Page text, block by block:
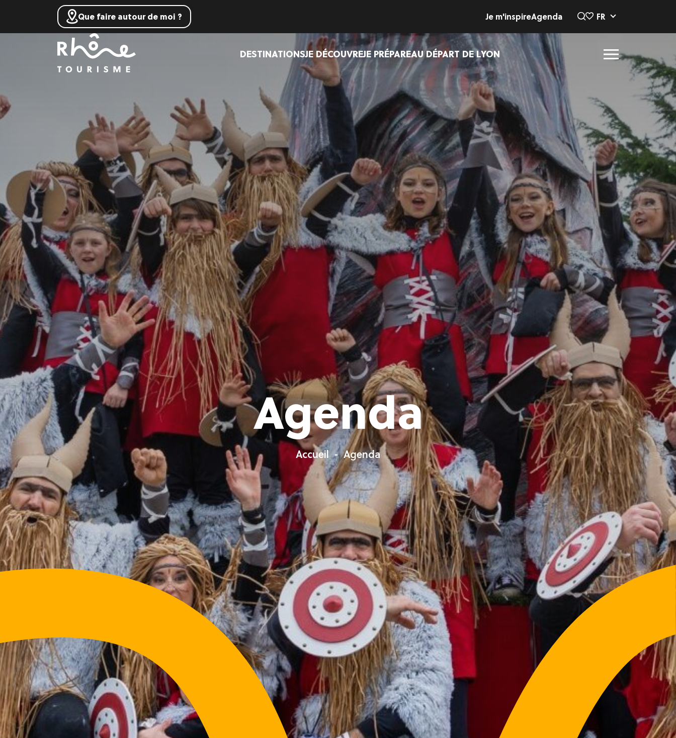
DESTINATIONSJE DÉCOUVREJE PRÉPAREAU DÉPART DE LYON
Que faire autour de moi ? Je m'inspireAgenda FR
Agenda
Accueil Agenda